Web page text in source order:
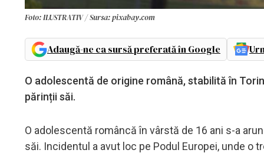
Foto: ILUSTRATIV / Sursa: pixabay.com
Adaugă-ne ca sursă preferată în Google
O adolescentă de origine română, stabilită în
părinții săi.
O adolescentă româncă în vârstă de 16 ani s-a
săi. Incidentul a avut loc pe Podul Europei, unde